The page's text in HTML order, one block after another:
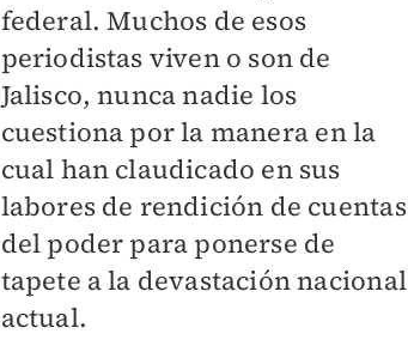
federal. Muchos de esos
periodistas viven o son de
Jalisco, nunca nadie los
cuestiona por la manera en la
cual han claudicado en sus
labores de rendición de cuentas
del poder para ponerse de
tapete a la devastación nacional
actual.